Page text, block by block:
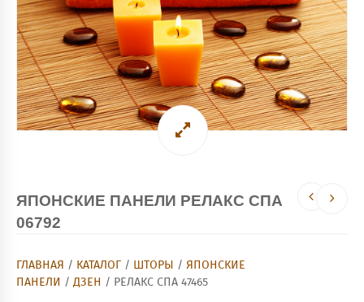
ЯПОНСКИЕ ПАНЕЛИ РЕЛАКС СПА
06792
ГЛАВНАЯ / КАТАЛОГ / ШТОРЫ / ЯПОНСКИЕ
ПАНЕЛИ
/ ДЗЕН / РЕЛАКС СПА 47465